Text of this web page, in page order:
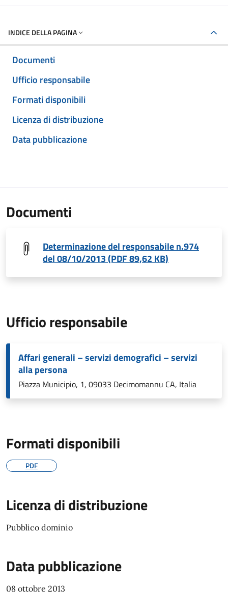
INDICE DELLA PAGINA
Documenti
Ufficio responsabile
Formati disponibili
Licenza di distribuzione
Data pubblicazione
Documenti
Determinazione del responsabile n.974
del 08/10/2013 (PDF 89,62 KB)
Ufficio responsabile
Affari generali – servizi demografici – servizi
alla persona
Piazza Municipio, 1, 09033 Decimomannu CA, Italia
Formati disponibili
PDF
Licenza di distribuzione
Pubblico dominio
Data pubblicazione
08 ottobre 2013